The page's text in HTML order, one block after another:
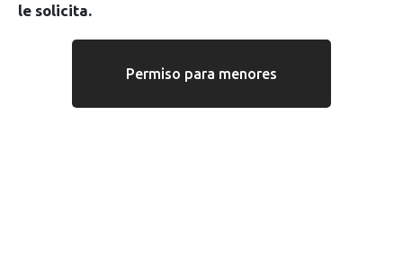
le solicita.
Permiso para menores